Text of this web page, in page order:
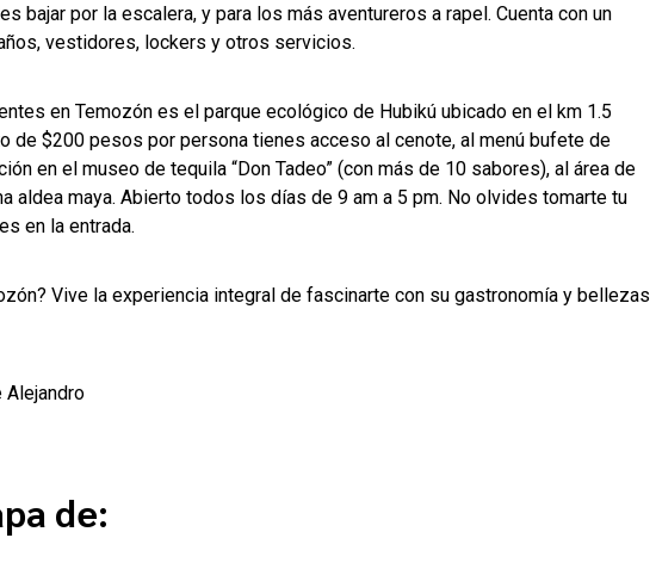
bajar por la escalera, y para los más aventureros a rapel. Cuenta con un
vestidores, lockers y otros servicios.
en Temozón es el parque ecológico de Hubikú ubicado en el km 1.5
de $200 pesos por persona tienes acceso al cenote, al menú bufete de
en el museo de tequila “Don Tadeo” (con más de 10 sabores), al área de
aldea maya. Abierto todos los días de 9 am a 5 pm. No olvides tomarte tu
en la entrada.
Vive la experiencia integral de fascinarte con su gastronomía y bellezas
Alejandro
de: